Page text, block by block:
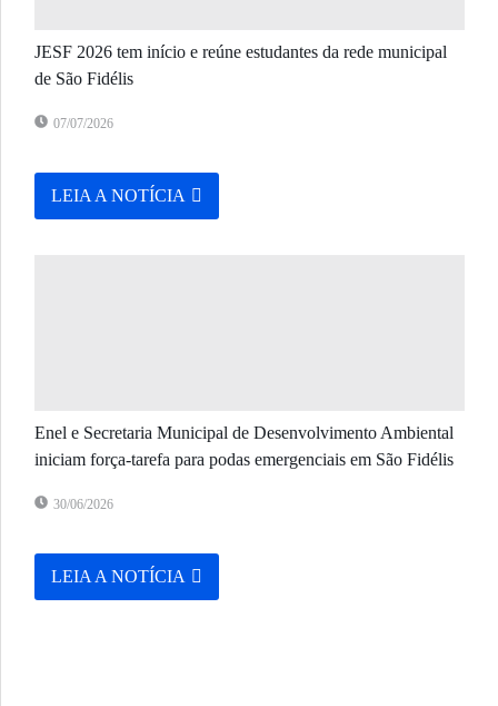
JESF 2026 tem início e reúne estudantes da rede municipal
de São Fidélis
07/07/2026
LEIA A NOTÍCIA
Enel e Secretaria Municipal de Desenvolvimento Ambiental
iniciam força-tarefa para podas emergenciais em São Fidélis
30/06/2026
LEIA A NOTÍCIA